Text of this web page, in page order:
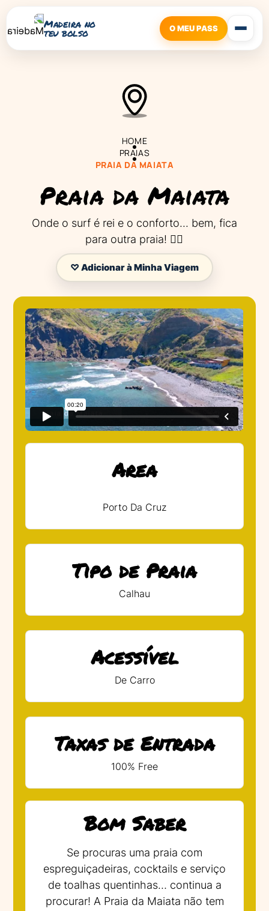
Madeira no
teu bolso O MEU PASS
HOME
PRAIAS
PRAIA DA MAIATA
Praia da Maiata
Onde o surf é rei e o conforto... bem, fica
para outra praia! 🏄‍♂️
♡ Adicionar à Minha Viagem
Area
Porto Da Cruz
Tipo de Praia
Calhau
Acessível
De Carro
Taxas de Entrada
100% Free
Bom Saber
Se procuras uma praia com
espreguiçadeiras, cocktails e serviço
de toalhas quentinhas… continua a
procurar! A Praia da Maiata não tem